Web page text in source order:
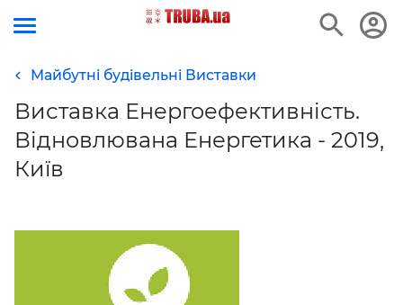
Майбутні будівельні Виставки
Виставка Енергоефективність.
Відновлювана Енергетика - 2019,
Київ